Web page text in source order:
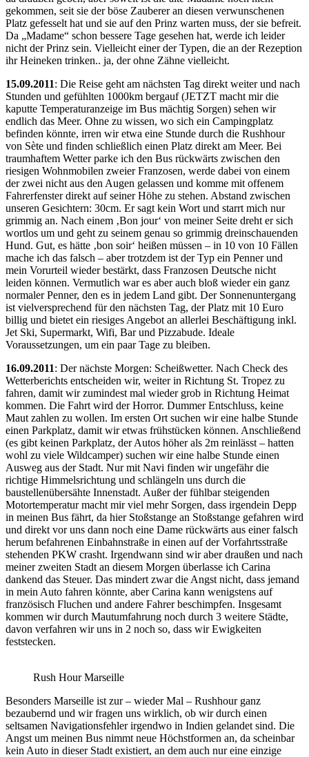
gekommen, seit sie der böse Zauberer an diesen verwunschenen
Platz gefesselt hat und sie auf den Prinz warten muss, der sie befreit.
Da „Madame“ schon bessere Tage gesehen hat, werde ich leider
nicht der Prinz sein. Vielleicht einer der Typen, die an der Rezeption
ihr Heineken trinken.. ja, der ohne Zähne vielleicht.
15.09.2011: Die Reise geht am nächsten Tag direkt weiter und nach
Stunden und gefühlten 1000km bergauf (JETZT macht mir die
kaputte Temperaturanzeige im Bus mächtig Sorgen) sehen wir
endlich das Meer. Ohne zu wissen, wo sich ein Campingplatz
befinden könnte, irren wir etwa eine Stunde durch die Rushhour
von Sète und finden schließlich einen Platz direkt am Meer. Bei
traumhaftem Wetter parke ich den Bus rückwärts zwischen den
riesigen Wohnmobilen zweier Franzosen, werde dabei von einem
der zwei nicht aus den Augen gelassen und komme mit offenem
Fahrerfenster direkt auf seiner Höhe zu stehen. Abstand zwischen
unseren Gesichtern: 30cm. Er sagt kein Wort und starrt mich nur
grimmig an. Nach einem ‚Bon jour‘ von meiner Seite dreht er sich
wortlos um und geht zu seinem genau so grimmig dreinschauenden
Hund. Gut, es hätte ‚bon soir‘ heißen müssen – in 10 von 10 Fällen
mache ich das falsch – aber trotzdem ist der Typ ein Penner und
mein Vorurteil wieder bestärkt, dass Franzosen Deutsche nicht
leiden können. Vermutlich war es aber auch bloß wieder ein ganz
normaler Penner, den es in jedem Land gibt. Der Sonnenuntergang
ist vielversprechend für den nächsten Tag, der Platz mit 10 Euro
billig und bietet ein riesiges Angebot an allerlei Beschäftigung inkl.
Jet Ski, Supermarkt, Wifi, Bar und Pizzabude. Ideale
Voraussetzungen, um ein paar Tage zu bleiben.
16.09.2011: Der nächste Morgen: Scheißwetter. Nach Check des
Wetterberichts entscheiden wir, weiter in Richtung St. Tropez zu
fahren, damit wir zumindest mal wieder grob in Richtung Heimat
kommen. Die Fahrt wird der Horror. Dummer Entschluss, keine
Maut zahlen zu wollen. Im ersten Ort suchen wir eine halbe Stunde
einen Parkplatz, damit wir etwas frühstücken können. Anschließend
(es gibt keinen Parkplatz, der Autos höher als 2m reinlässt – hatten
wohl zu viele Wildcamper) suchen wir eine halbe Stunde einen
Ausweg aus der Stadt. Nur mit Navi finden wir ungefähr die
richtige Himmelsrichtung und schlängeln uns durch die
baustellenübersähte Innenstadt. Außer der fühlbar steigenden
Motortemperatur macht mir viel mehr Sorgen, dass irgendein Depp
in meinen Bus fährt, da hier Stoßstange an Stoßstange gefahren wird
und direkt vor uns dann noch eine Dame rückwärts aus einer falsch
herum befahrenen Einbahnstraße in einen auf der Vorfahrtsstraße
stehenden PKW crasht. Irgendwann sind wir aber draußen und nach
meiner zweiten Stadt an diesem Morgen überlasse ich Carina
dankend das Steuer. Das mindert zwar die Angst nicht, dass jemand
in mein Auto fahren könnte, aber Carina kann wenigstens auf
französisch Fluchen und andere Fahrer beschimpfen. Insgesamt
kommen wir durch Mautumfahrung noch durch 3 weitere Städte,
davon verfahren wir uns in 2 noch so, dass wir Ewigkeiten
feststecken.
Rush Hour Marseille
Besonders Marseille ist zur – wieder Mal – Rushhour ganz
bezaubernd und wir fragen uns wirklich, ob wir durch einen
seltsamen Navigationsfehler irgendwo in Indien gelandet sind. Die
Angst um meinen Bus nimmt neue Höchstformen an, da scheinbar
kein Auto in dieser Stadt existiert, an dem auch nur eine einzige